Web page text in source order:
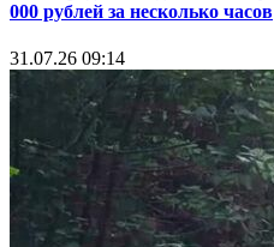
000 рублей за несколько часов
31.07.26 09:14